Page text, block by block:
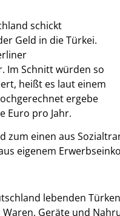
schickt
Geld in die Türkei.
Im Schnitt würden so
heißt es laut einem
ergebe
Euro pro Jahr.
zum einen aus
eigenem
lebenden
Geräte und